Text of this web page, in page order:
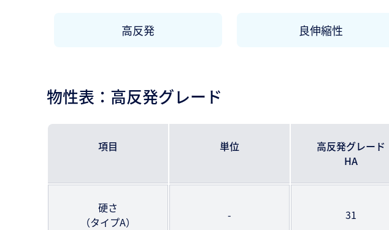
高反発 良伸縮性
物性表：高反発グレード
項目 単位
高反発グレード
HA
硬さ
（タイプA）
- 31